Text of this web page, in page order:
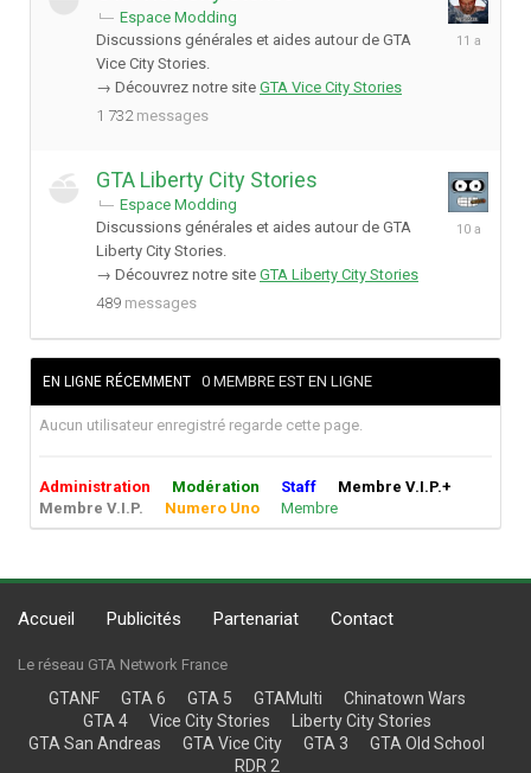
Espace Modding
Discussions générales et aides autour de GTA
Vice City Stories.
→ Découvrez notre site GTA Vice City Stories
1 732 messages
31
GTA Liberty City Stories
Espace Modding
Discussions générales et aides autour de GTA
Liberty City Stories.
→ Découvrez notre site GTA Liberty City Stories
489 messages
11
EN LIGNE RÉCEMMENT 0 MEMBRE EST EN LIGNE
Aucun utilisateur enregistré regarde cette page.
Administration Modération Staff
Membre V.I.P.+
Membre V.I.P.
Numero Uno Membre
Accueil Publicités Partenariat Contact
Le réseau GTA Network France
GTANF GTA 6 GTA 5 GTAMulti
Chinatown Wars
GTA 4
Vice City Stories
Liberty City Stories
GTA San Andreas
GTA Vice City GTA 3
GTA Old School
RDR 2